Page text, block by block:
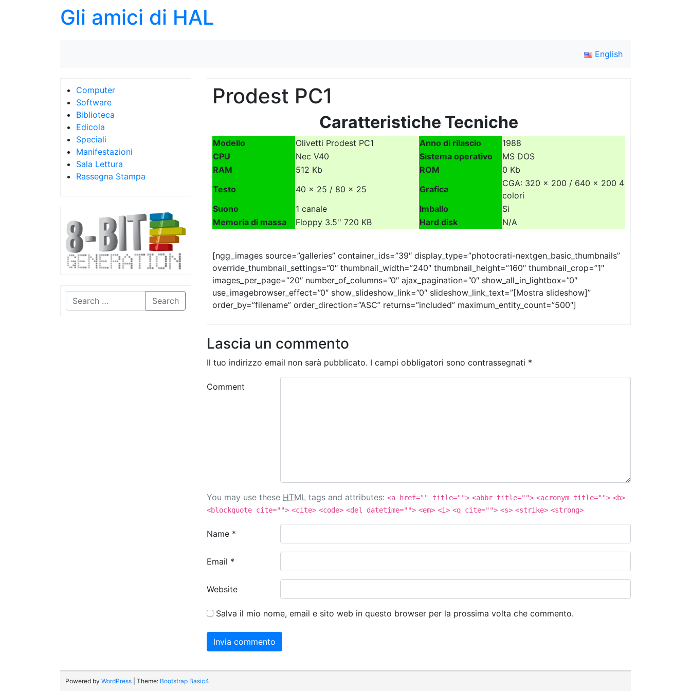
Gli amici di HAL
English
Computer
Software
Biblioteca
Edicola
Speciali
Manifestazioni
Sala Lettura
Rassegna Stampa
Search
Prodest PC1
Caratteristiche Tecniche
Modello Olivetti Prodest PC1 Anno di rilascio
1988
CPU
Nec V40 Sistema operativo
MS DOS
RAM
512 Kb ROM
0 Kb
Testo
40 x 25 / 80 x 25 Grafica
CGA: 320 x 200 / 640 x 200 4
colori
Suono
1 canale Imballo
Si
Memoria di massa
Floppy 3.5'' 720 KB Hard disk N/A
[ngg_images source=”galleries” container_ids=”39″ display_type=”photocrati-nextgen_basic_thumbnails”
override_thumbnail_settings=”0″ thumbnail_width=”240″ thumbnail_height=”160″ thumbnail_crop=”1″
images_per_page=”20″ number_of_columns=”0″ ajax_pagination=”0″ show_all_in_lightbox=”0″
use_imagebrowser_effect=”0″ show_slideshow_link=”0″ slideshow_link_text=”[Mostra slideshow]”
order_by=”filename” order_direction=”ASC” returns=”included” maximum_entity_count=”500″]
Lascia un commento
Il tuo indirizzo email non sarà pubblicato. I campi obbligatori sono contrassegnati *
Comment
You may use these HTML tags and attributes: <a href="" title=""> <abbr title=""> <acronym title=""> <b>
<blockquote cite=""> <cite> <code> <del datetime=""> <em> <i> <q cite=""> <s> <strike> <strong>
Name *
Email *
Website
Salva il mio nome, email e sito web in questo browser per la prossima volta che commento.
Powered by WordPress | Theme: Bootstrap Basic4